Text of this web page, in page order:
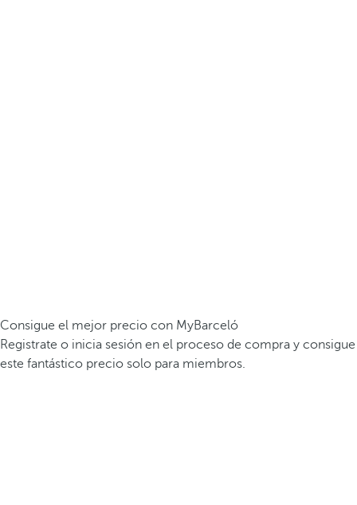
Consigue el mejor precio con MyBarceló
Registrate o inicia sesión en el proceso de compra y consigue
este fantástico precio solo para miembros.